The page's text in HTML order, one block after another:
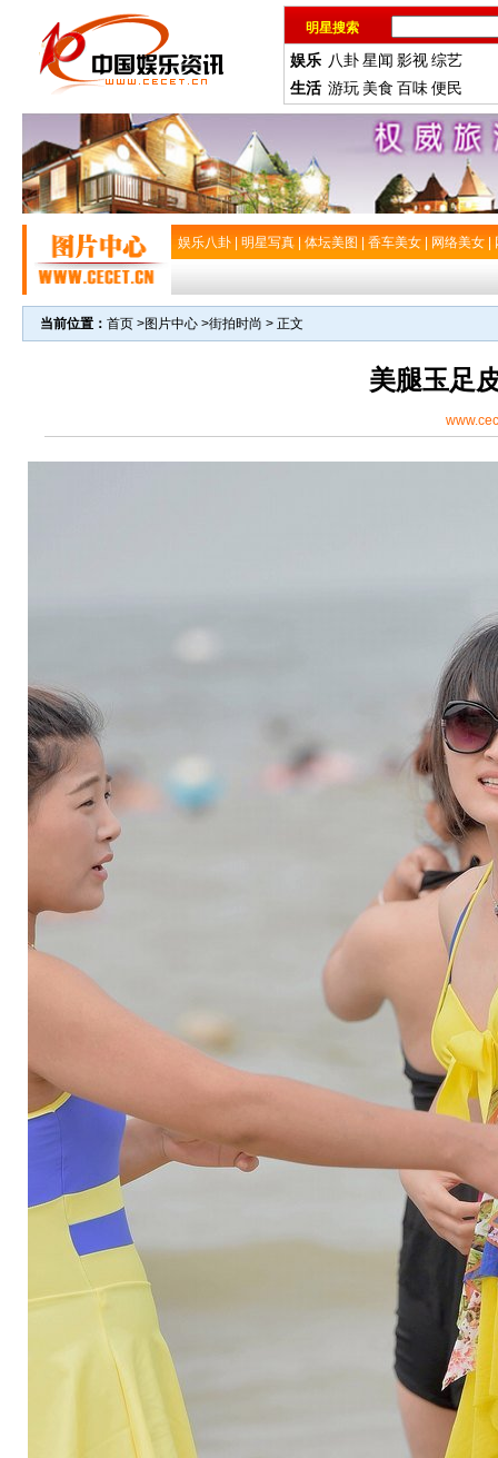
明星搜索
娱乐 八卦星闻 影视综艺
生活 游玩 美食 百味便民
娱乐八卦 明星写真 体坛美图 香车美女 网络美女
当前位置： 首页 >图片中心 >街拍时尚 > 正文
美腿玉足